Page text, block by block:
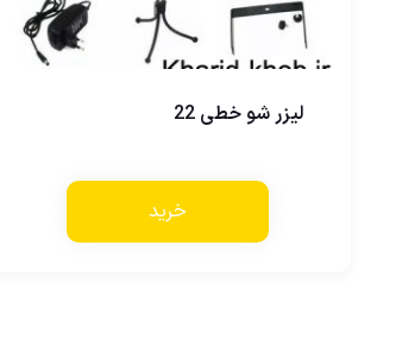
لیزر شو خطی 22
خرید